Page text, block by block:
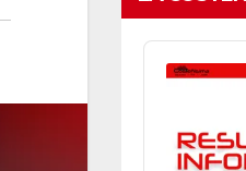
Audio
Player